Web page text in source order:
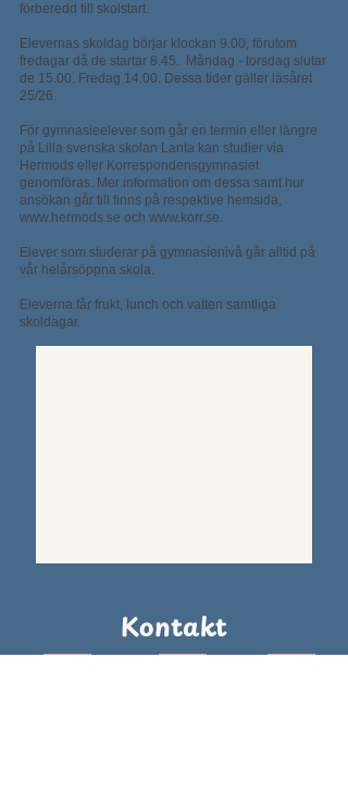
förberedd till skolstart.
Elevernas skoldag börjar klockan 9.00, förutom
fredagar då de startar 8.45. Måndag - torsdag slutar
de 15.00. Fredag 14.00. Dessa tider gäller läsåret
25/26.
För gymnasieelever som går en termin eller längre
på Lilla svenska skolan Lanta kan studier via
Hermods eller Korrespondensgymnasiet
genomföras. Mer information om dessa samt hur
ansökan går till finns på respektive hemsida,
www.hermods.se och www.korr.se.
Elever som studerar på gymnasienivå går alltid på
vår helårsöppna skola.
Eleverna får frukt, lunch och vatten samtliga
skoldagar.
Kontakt